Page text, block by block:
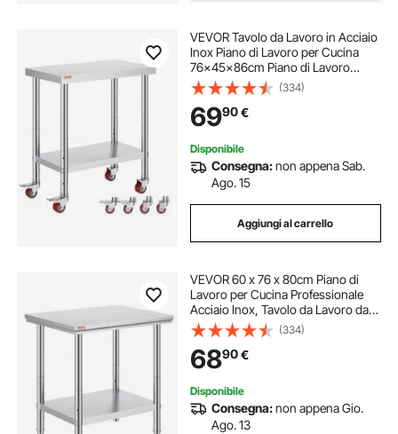
VEVOR Tavolo da Lavoro in Acciaio
Inox Piano di Lavoro per Cucina
76x45x86cm Piano di Lavoro
Professionale a 4 Ruote per La
Preparazione di Alimenti
(334)
6990€
Disponibile
Consegna:non appena Sab.
Ago. 15
Aggiungi al carrello
VEVOR 60 x 76 x 80cm Piano di
Lavoro per Cucina Professionale
Acciaio Inox, Tavolo da Lavoro da
Cucina Piano di Lavoro Inox, Tavolo
da Lavoro per Cucina Professionale
in Acciaio Inox con 4 Gambe
(334)
6890€
Disponibile
Consegna:non appena Gio.
Ago. 13